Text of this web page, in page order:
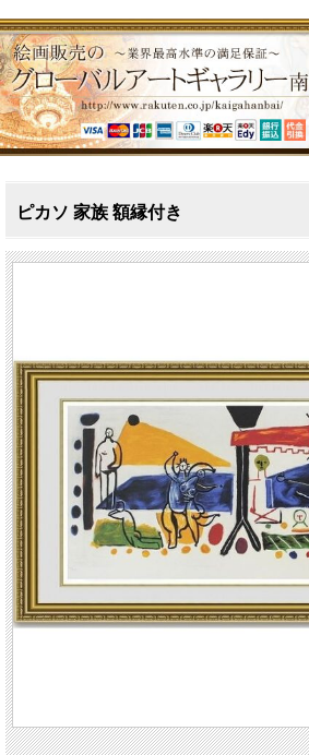
ピカソ 家族 額縁付き